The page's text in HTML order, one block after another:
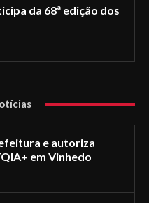
da 68ª edição dos
e autoriza
em Vinhedo